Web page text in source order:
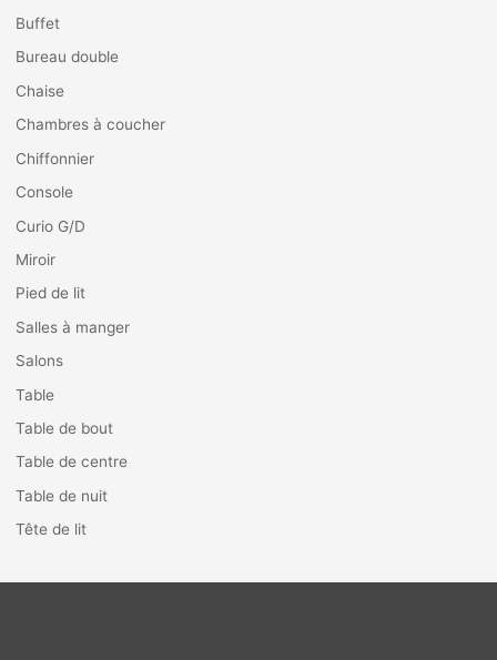
Buffet
Bureau double
Chaise
Chambres à coucher
Chiffonnier
Console
Curio G/D
Miroir
Pied de lit
Salles à manger
Salons
Table
Table de bout
Table de centre
Table de nuit
Tête de lit